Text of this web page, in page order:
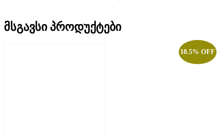
მსგავსი პროდუქტები
18.5% OFF